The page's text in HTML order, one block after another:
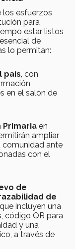
esfuerzos
para
estar listos
de
lo permitan:
país , con
en el salón de
Primaria en
ampliar
comunidad ante
con el
de
de
, que incluyen una
código QR para
y una
a través de